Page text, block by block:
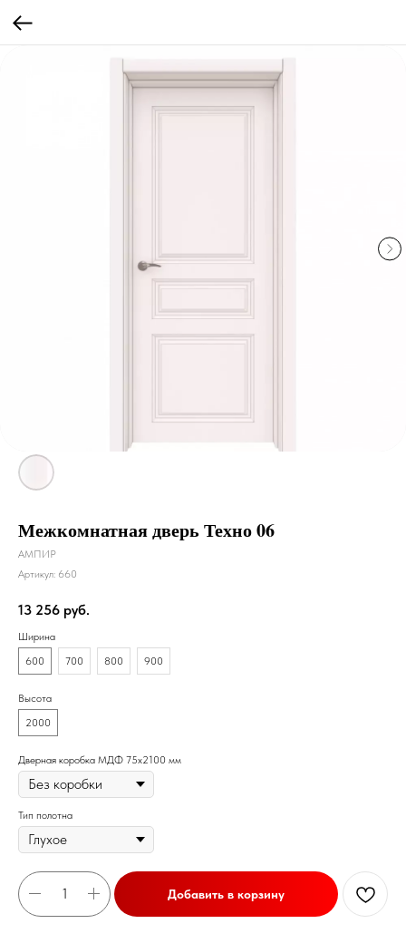
Межкомнатная дверь Техно 06
АМПИР
Артикул: 660
13 256 руб.
Ширина
600
700 800 900
Высота
2000
Дверная коробка МДФ 75х2100 мм
Тип полотна
Добавить в корзину